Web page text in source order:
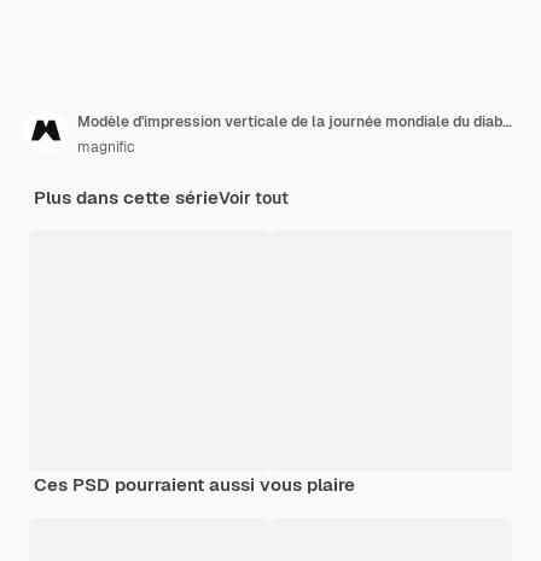
Modèle d'impression verticale de la journée mondiale du diabète
magnific
Plus dans cette sérieVoir tout
Ces PSD pourraient aussi vous plaire